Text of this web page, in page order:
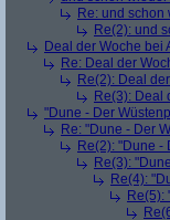
Re: und
Re(2): und
Deal der Woche bei
Re: Deal der
Re(2): Deal
Re(3): Deal
"Dune - Der
Re: "Dune - Der
Re(2): "Dune -
Re(3):
Re(4):
Re(5):